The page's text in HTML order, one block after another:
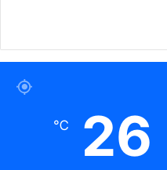
26
℃